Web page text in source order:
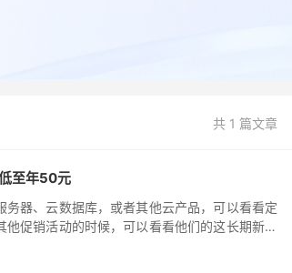
共 1 篇文章
至年50元
器、云数据库，或者其他云产品，可以看看定
促销活动的时候，可以看看他们的这长期新客